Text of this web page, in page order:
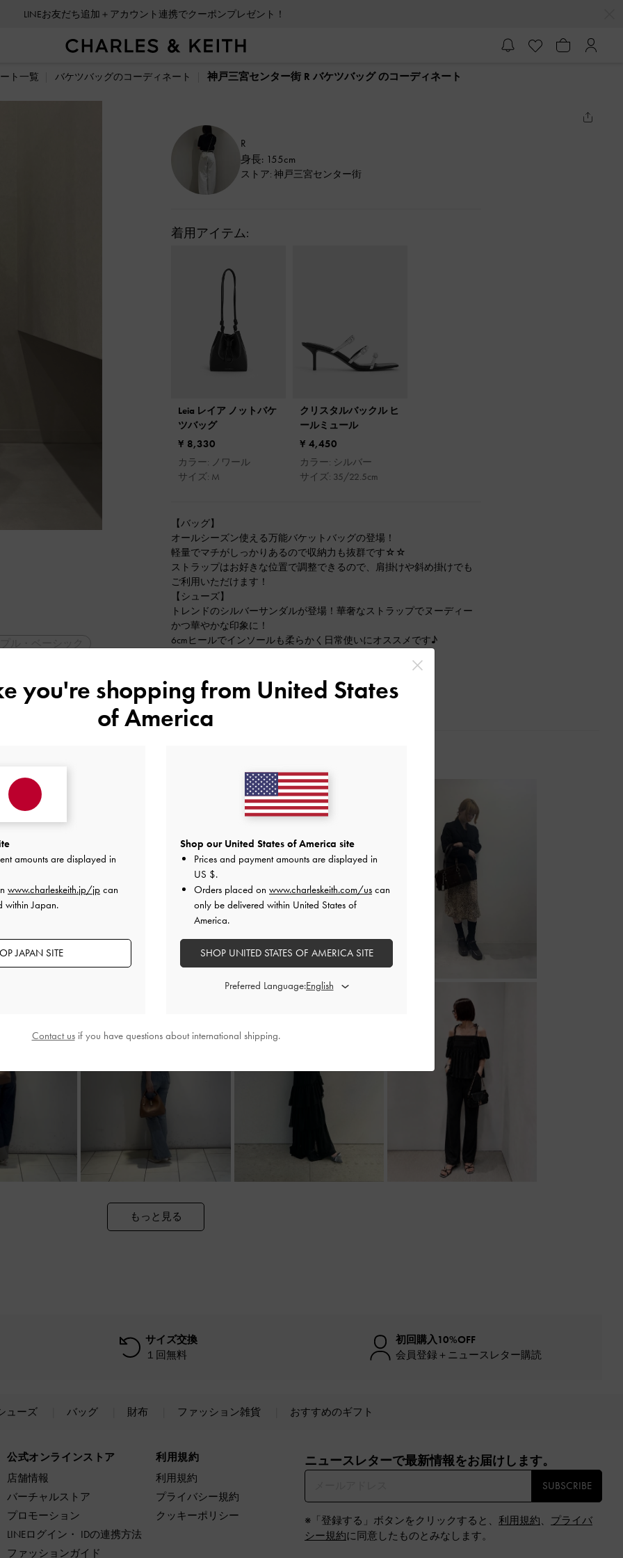
LINEお友だち追加＋アカウント連携でクーポンプレゼント！
ト一覧 バケツバッグのコーディネート 神戸三宮センター街 R バケツバッグ のコーディネート
R
身長: 155cm
ストア: 神戸三宮センター街
着用アイテム:
Leia レイア ノットバケ
ツバッグ
¥ 8,330
カラー: ノワール
サイズ: M
クリスタルバックル ヒ
ールミュール
¥ 4,450
カラー: シルバー
サイズ: 35/22.5cm
【バッグ】
オールシーズン使える万能バケットバッグの登場！
軽量でマチがしっかりあるので収納力も抜群です☆☆
ストラップはお好きな位置で調整できるので、肩掛けや斜め掛けでも
ご利用いただけます！
【シューズ】
トレンドのシルバーサンダルが登場！華奢なストラップでヌーディー
かつ華やかな印象に！
6cmヒールでインソールも柔らかく日常使いにオススメです♪
2024-05-24 にアップロード
もっと見る
サイズ交換
１回無料
初回購入10%OFF
会員登録＋ニュースレター購読
ューズ バッグ 財布 ファッション雑貨 おすすめのギフト
公式オンラインストア
店舗情報
バーチャルストア
プロモーション
LINEログイン・ IDの連携方法
ファッションガイド
利用規約
利用規約
プライバシー規約
クッキーポリシー
ニュースレターで最新情報をお届けします。​
SUBSCRIBE
※「登録する」ボタンをクリックすると、 利用規約、 プライバ
シー規約に同意したものとみなします。
you're shopping from United States
of America
amounts are displayed in
www.charleskeith.jp/jp can
within Japan.
JAPAN SITE
Shop our United States of America site
Prices and payment amounts are displayed in
US $.
Orders placed on www.charleskeith.com/us can
only be delivered within United States of
America.
SHOP UNITED STATES OF AMERICA SITE
Preferred Language:
Contact usif you have questions about international shipping.